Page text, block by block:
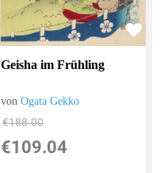
Geisha im Frühling
vonOgata Gekko
€188.00
€109.04